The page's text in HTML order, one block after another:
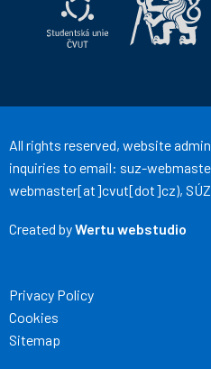
Facebook
Instagram
All rights reserved, website
inquiries to email: suz-
webmaster[at]cvut[dot]cz),
Created byWertu webstudio
Privacy Policy
Cookies
Sitemap